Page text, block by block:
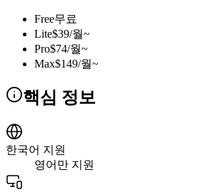
Free무료
Lite$39/월~
Pro$74/월~
Max$149/월~
핵심 정보
한국어 지원
영어만 지원